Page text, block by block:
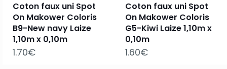
Coton faux uni Spot
On Makower Coloris
B9-New navy Laize
1,10m x 0,10m
1.70€
Coton faux uni Spot
On Makower Coloris
G5-Kiwi Laize 1,10m x
0,10m
1.60€